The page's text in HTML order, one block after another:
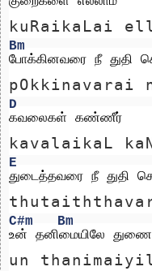
kuRaikaLai
Bm
போக்கினவரை நீ துதி
D
கவலைகள் கண்ணீர்
kavalaikaL
E
துடைத்தவரை நீ துதி
C#m
Bm
உன் தனிமையிலே துணை
un